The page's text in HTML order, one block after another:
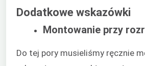
Dodatkowe wskazówki
Montowanie przy
Do tej pory musieliśmy ręcznie